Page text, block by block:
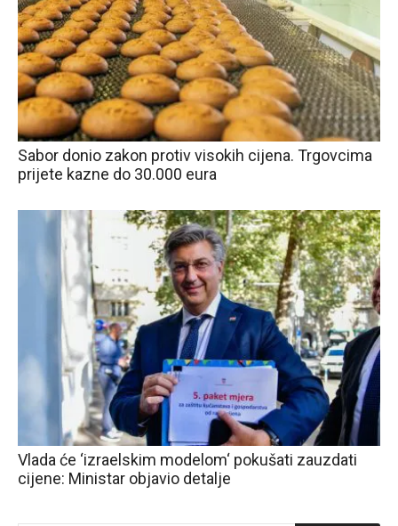
Sabor donio zakon protiv visokih cijena. Trgovcima
prijete kazne do 30.000 eura
Vlada će ‘izraelskim modelom‘ pokušati zauzdati
cijene: Ministar objavio detalje